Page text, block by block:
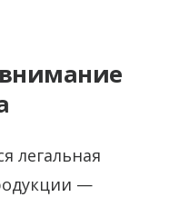
легальная
—